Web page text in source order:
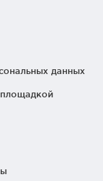
данных
площадкой